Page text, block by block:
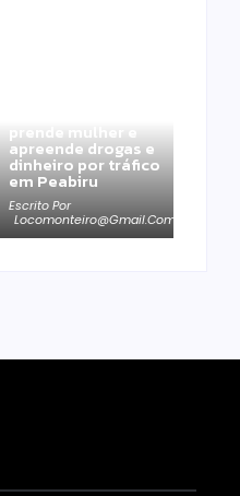
prende mulher e
apreende drogas e
dinheiro por tráfico
em Peabiru
Escrito Por
Locomonteiro@gmail.com